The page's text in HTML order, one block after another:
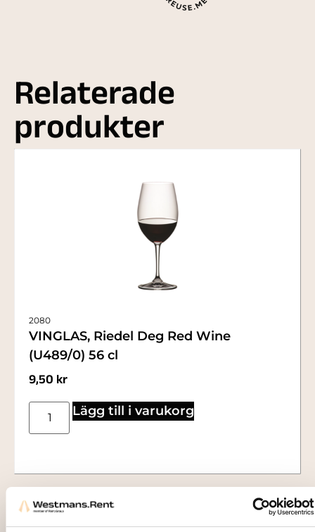
Relaterade
produkter
2080
VINGLAS, Riedel Deg Red Wine
(U489/0) 56 cl
9,50 kr
Lägg till i varukorg